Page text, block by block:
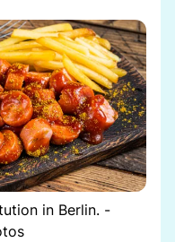
in Berlin. -